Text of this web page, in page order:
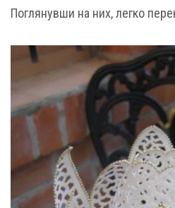
Поглянувши на них, легко